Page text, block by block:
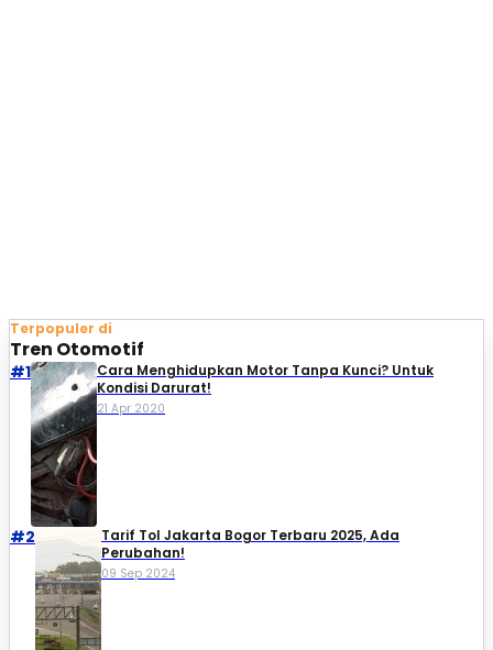
Terpopuler di
Tren Otomotif
#1
Cara Menghidupkan Motor Tanpa Kunci? Untuk
Kondisi Darurat!
21 Apr 2020
#2
Tarif Tol Jakarta Bogor Terbaru 2025, Ada
Perubahan!
09 Sep 2024